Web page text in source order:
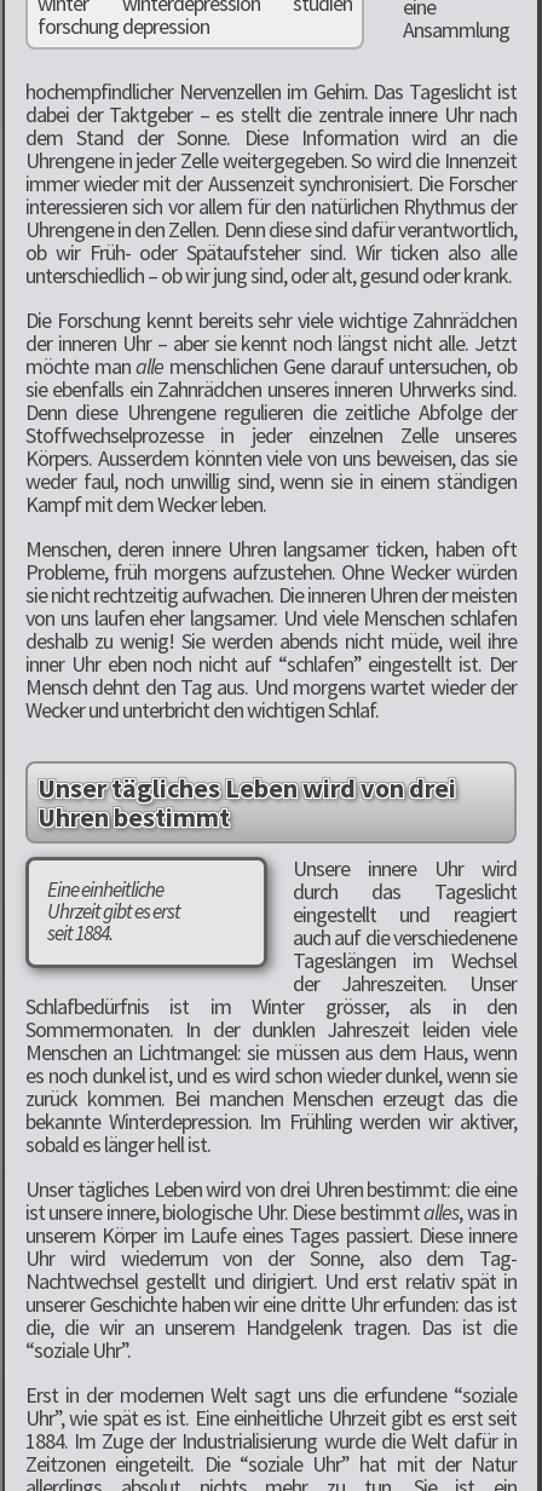
eine
Ansammlung
hochempfindlicher Nervenzellen im Gehirn. Das Tageslicht ist
dabei der Taktgeber – es stellt die zentrale innere Uhr nach
dem Stand der Sonne. Diese Information wird an die
Uhrengene in jeder Zelle weitergegeben. So wird die Innenzeit
immer wieder mit der Aussenzeit synchronisiert. Die Forscher
interessieren sich vor allem für den natürlichen Rhythmus der
Uhrengene in den Zellen. Denn diese sind dafür verantwortlich,
ob wir Früh- oder Spätaufsteher sind. Wir ticken also alle
unterschiedlich – ob wir jung sind, oder alt, gesund oder krank.
Die Forschung kennt bereits sehr viele wichtige Zahnrädchen
der inneren Uhr – aber sie kennt noch längst nicht alle. Jetzt
möchte manalle menschlichen Gene darauf untersuchen, ob
sie ebenfalls ein Zahnrädchen unseres inneren Uhrwerks sind.
Denn diese Uhrengene regulieren die zeitliche Abfolge der
Stoffwechselprozesse in jeder einzelnen Zelle unseres
Körpers. Ausserdem könnten viele von uns beweisen, das sie
weder faul, noch unwillig sind, wenn sie in einem ständigen
Kampf mit dem Wecker leben.
Menschen, deren innere Uhren langsamer ticken, haben oft
Probleme, früh morgens aufzustehen. Ohne Wecker würden
sie nicht rechtzeitig aufwachen. Die inneren Uhren der meisten
von uns laufen eher langsamer. Und viele Menschen schlafen
deshalb zu wenig! Sie werden abends nicht müde, weil ihre
inner Uhr eben noch nicht auf “schlafen” eingestellt ist. Der
Mensch dehnt den Tag aus. Und morgens wartet wieder der
Wecker und unterbricht den wichtigen Schlaf.
Unser tägliches Leben wird von drei
Uhren bestimmt
Eine einheitliche
Uhrzeit gibt es erst
seit 1884.
Unsere innere Uhr wird
durch das Tageslicht
eingestellt und reagiert
auch auf die verschiedenene
Tageslängen im Wechsel
der Jahreszeiten. Unser
Schlafbedürfnis ist im Winter grösser, als in den
Sommermonaten. In der dunklen Jahreszeit leiden viele
Menschen an Lichtmangel: sie müssen aus dem Haus, wenn
es noch dunkel ist, und es wird schon wieder dunkel, wenn sie
zurück kommen. Bei manchen Menschen erzeugt das die
bekannte Winterdepression. Im Frühling werden wir aktiver,
sobald es länger hell ist.
Unser tägliches Leben wird von drei Uhren bestimmt: die eine
ist unsere innere, biologische Uhr. Diese bestimmtalles, was in
unserem Körper im Laufe eines Tages passiert. Diese innere
Uhr wird wiederrum von der Sonne, also dem Tag-
Nachtwechsel gestellt und dirigiert. Und erst relativ spät in
unserer Geschichte haben wir eine dritte Uhr erfunden: das ist
die, die wir an unserem Handgelenk tragen. Das ist die
“soziale Uhr”.
Erst in der modernen Welt sagt uns die erfundene “soziale
Uhr”, wie spät es ist. Eine einheitliche Uhrzeit gibt es erst seit
1884. Im Zuge der Industrialisierung wurde die Welt dafür in
Zeitzonen eingeteilt. Die “soziale Uhr” hat mit der Natur